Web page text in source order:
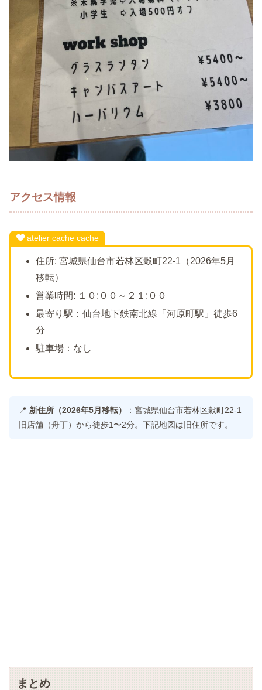
アクセス情報
atelier cache cache
住所: 宮城県仙台市若林区穀町22-1（2026年5月
移転）
営業時間: １０:００～２１:００
最寄り駅：仙台地下鉄南北線「河原町駅」徒歩6
分
駐車場：なし
📍 新住所（2026年5月移転）
：宮城県仙台市若林区穀町22-1
旧店舗（舟丁）から徒歩1〜2分。下記地図は旧住所です。
まとめ